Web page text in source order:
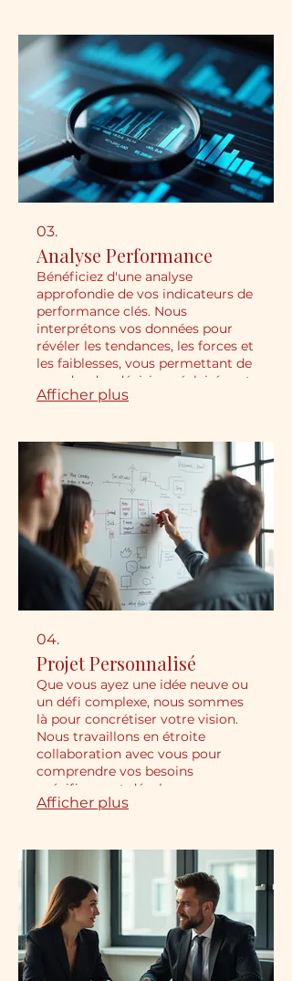
03.
Analyse Performance
Bénéficiez d'une analyse
approfondie de vos indicateurs de
performance clés. Nous
interprétons vos données pour
révéler les tendances, les forces et
les faiblesses, vous permettant de
prendre des décisions éclairées et
d'améliorer vos résultats.
Afficher plus
04.
Projet Personnalisé
Que vous ayez une idée neuve ou
un défi complexe, nous sommes
là pour concrétiser votre vision.
Nous travaillons en étroite
collaboration avec vous pour
comprendre vos besoins
spécifiques et développer une
solution sur mesure. Attendez-
absolue.
Afficher plus